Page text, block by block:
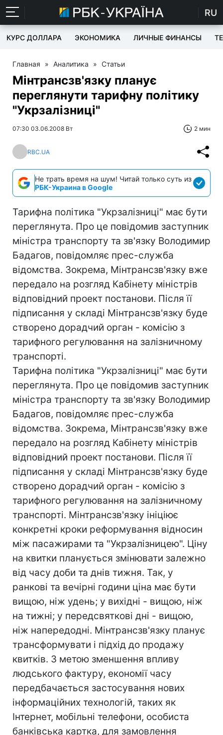
RU
КУРС ДОЛЛАРА ЭКОНОМИКА ЛИЧНЫЕ ФИНАНСЫ
Главная » Аналитика » Статьи
Мінтрансзв'язку планує
переглянути тарифну політику
"Укрзалізниці"
07:30 03.06.2008 Вт 2 мин
RBC.UA
Не трать время на шум! Читай только суть из
РБК-Украина в Google
Тарифна політика "Укрзалізниці" має бути
переглянута. Про це повідомив заступник
міністра транспорту та зв'язку Володимир
Бадагов, повідомляє прес-служба
відомства. Зокрема, Мінтрансзв'язку вже
передало на розгляд Кабінету міністрів
відповідний проект постанови. Після її
підписання у складі Мінтрансзв'язку буде
створено дорадчий орган - комісію з
тарифного регулювання на залізничному
транспорті.
Тарифна політика "Укрзалізниці" має бути
переглянута. Про це повідомив заступник
міністра транспорту та зв'язку Володимир
Бадагов, повідомляє прес-служба
відомства. Зокрема, Мінтрансзв'язку вже
передало на розгляд Кабінету міністрів
відповідний проект постанови. Після її
підписання у складі Мінтрансзв'язку буде
створено дорадчий орган - комісію з
тарифного регулювання на залізничному
транспорті. Мінтрансзв'язку ініціює
конкретні кроки реформування відносин
між пасажирами та "Укрзалізницею". Ціну
на квитки планується змінювати залежно
від часу доби та днів тижня. Так, у
ранкові та вечірні години ціна має бути
вищою, ніж удень; у вихідні - вищою, ніж
на тижні; у передсвяткові дні - вищою,
ніж напередодні. Мінтрансзв'язку планує
трансформувати і підхід до продажу
квитків. З метою зменшення впливу
людського фактуру, економії часу
передбачається застосування нових
інформаційних технологій, таких як
Інтернет, мобільні телефони, особиста
банківська картка, для замовлення